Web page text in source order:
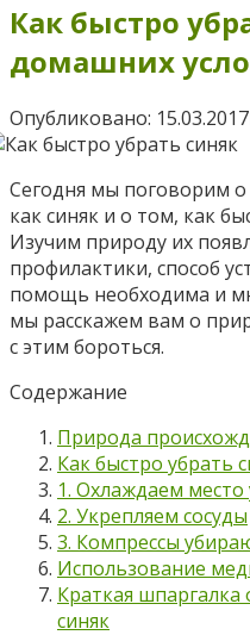
Как быстро
домашних
Опубликовано: 15.03.2017
Сегодня мы поговорим
как синяк и о том, как
Изучим природу их
профилактики, способ
помощь необходима и
мы расскажем вам о
с этим бороться.
Содержание
Природа
Как быстро убрать
1. Охлаждаем
2. Укрепляем сосуды
3. Компрессы
Использование
Краткая шпаргалка
синяк